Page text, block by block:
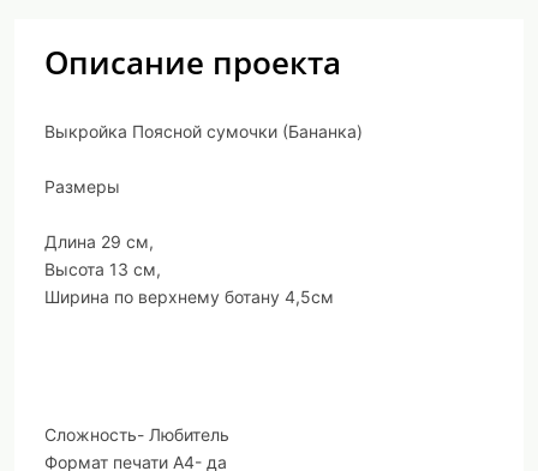
Описание проекта
Выкройка Поясной сумочки (Бананка)
Размеры
Длина 29 см,
Высота 13 см,
Ширина по верхнему ботану 4,5см
Сложность- Любитель
Формат печати А4- да